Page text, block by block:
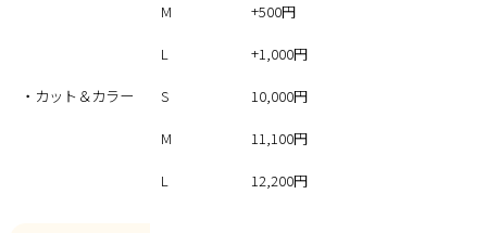
M +500円
L +1,000円
・カット＆カラー S 10,000円
M 11,100円
L 12,200円